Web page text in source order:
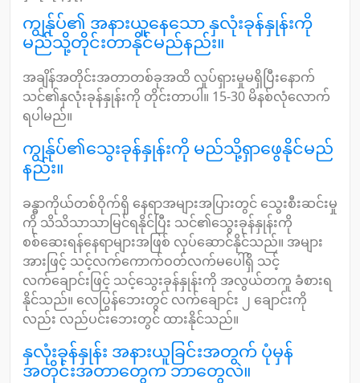
ကျွန်ုပ်၏ အနားယူနေသော နှလုံးခုန်နှုန်းကို
မည်သို့တိုင်းတာနိုင်မည်နည်း။
အချိန်အတိုင်းအတာတစ်ခုအထိ လှုပ်ရှားမှုမရှိပြီးနောက်
သင်၏နှလုံးခုန်နှုန်းကို တိုင်းတာပါ။ 15-30 မိနစ်လုံလောက်
ရပါမည်။
ကျွန်ုပ်၏သွေးခုန်နှုန်းကို မည်သို့ရှာဖွေနိုင်မည်
နည်း။
ခန္ဓာကိုယ်တစ်ဝိုက်ရှိ နေရာအများအပြားတွင် သွေးစီးဆင်းမှု
ကို သိသိသာသာမြင်ရနိုင်ပြီး သင်၏သွေးခုန်နှုန်းကို
စစ်ဆေးရန်နေရာများအဖြစ် လုပ်ဆောင်နိုင်သည်။ အများ
အားဖြင့် သင့်လက်ကောက်ဝတ်လက်မပေါ်ရှိ သင့်
လက်ချောင်းဖြင့် သင့်သွေးခုန်နှုန်းကို အလွယ်တကူ ခံစားရ
နိုင်သည်။ လေပြွန်ဘေးတွင် လက်ချောင်း ၂ ချောင်းကို
လည်း လည်ပင်းဘေးတွင် ထားနိုင်သည်။
နှလုံးခုန်နှုန်း အနားယူခြင်းအတွက် ပုံမှန်
အတိုင်းအတာတွေက ဘာတွေလဲ။